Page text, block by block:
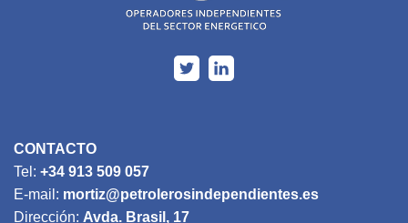
CONTACTO
Tel: +34 913 509 057
E-mail: mortiz@petrolerosindependientes.es
Dirección: Avda. Brasil, 17